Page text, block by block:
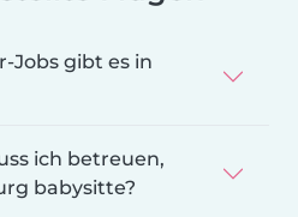
Jobs gibt es in
ich betreuen,
babysitte?